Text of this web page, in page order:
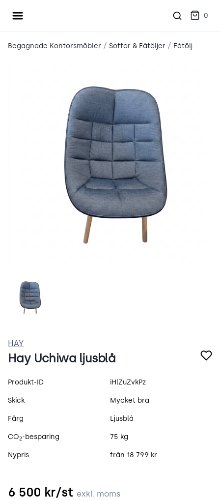
Öppna meny 0
Begagnade Kontorsmöbler / Soffor & Fåtöljer / Fåtölj
uch.jpg
HAY
Hay Uchiwa ljusblå
Produktspecifikation
Produkt-ID iHlZuZvkPz
Skick Mycket bra
Färg Ljusblå
CO2-besparing 75 kg
Nypris från 18 799 kr
6 500 kr/st exkl. moms